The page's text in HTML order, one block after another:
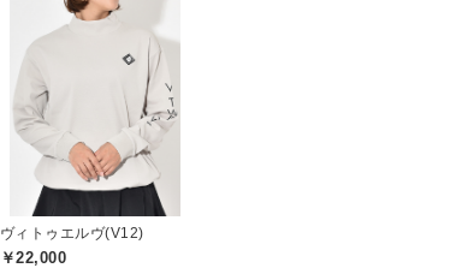
ヴィトゥエルヴ(V12)
￥22,000